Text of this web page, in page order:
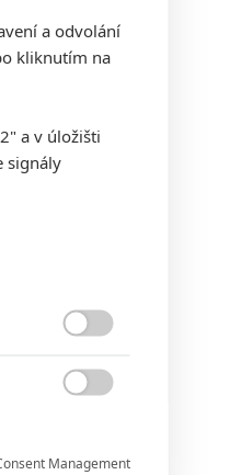
a odvolání
kliknutím na
a v úložišti
signály

Management